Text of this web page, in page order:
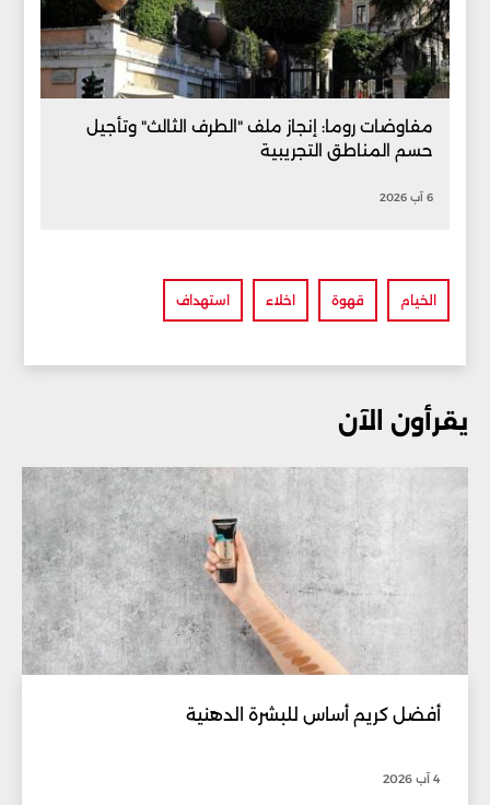
مفاوضات روما: إنجاز ملف "الطرف الثالث" وتأجيل
حسم المناطق التجريبية
6 آب 2026
الخيام قهوة اخلاء استهداف
يقرأون الآن
أفضل كريم أساس للبشرة الدهنية
4 آب 2026